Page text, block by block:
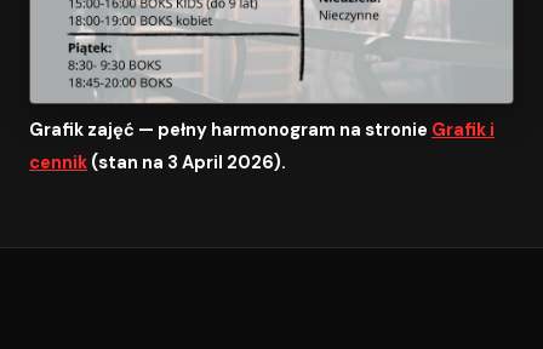
Grafik zajęć — pełny harmonogram na stronie Grafik i
cennik (stan na 3 April 2026).